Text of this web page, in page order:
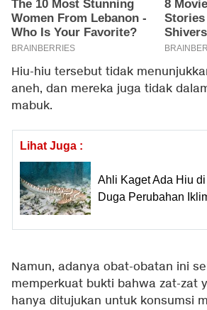
Hiu-hiu tersebut tidak
aneh, dan mereka juga tidak
mabuk.
Lihat Juga :
Ahli Kaget Ada Hiu
Duga Perubahan
Namun, adanya obat-obatan ini
memperkuat bukti bahwa zat-zat
hanya ditujukan untuk konsumsi